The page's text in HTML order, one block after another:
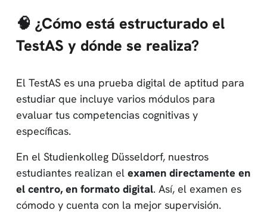
🧠 ¿Cómo está estructurado el
TestAS y dónde se realiza?
El TestAS es una prueba digital de aptitud para
estudiar que incluye varios módulos para
evaluar tus competencias cognitivas y
específicas.
En el Studienkolleg Düsseldorf, nuestros
estudiantes realizan el examen directamente en
el centro, en formato digital. Así, el examen es
cómodo y cuenta con la mejor supervisión.